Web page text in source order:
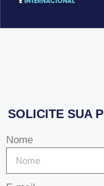
SOLICITE SUA
Nome